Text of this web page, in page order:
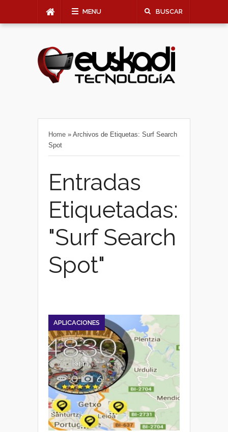
MENU BUSCAR
Home » Archivos de Etiquetas: Surf Search
Spot
Entradas
Etiquetadas:
"Surf Search
Spot"
APLICACIONES